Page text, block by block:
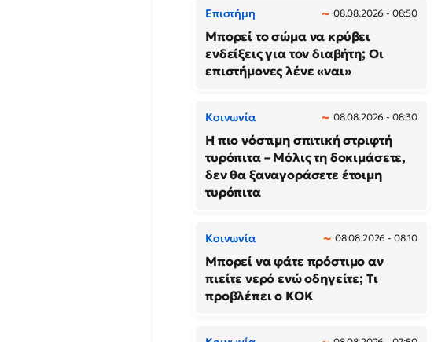
Επιστήμη 08.08.2026 - 08:50
Μπορεί το σώμα να κρύβει
ενδείξεις για τον διαβήτη; Οι
επιστήμονες λένε «ναι»
Κοινωνία 08.08.2026 - 08:30
Η πιο νόστιμη σπιτική στριφτή
τυρόπιτα – Μόλις τη δοκιμάσετε,
δεν θα ξαναγοράσετε έτοιμη
τυρόπιτα
Κοινωνία 08.08.2026 - 08:10
Μπορεί να φάτε πρόστιμο αν
πιείτε νερό ενώ οδηγείτε; Τι
προβλέπει ο ΚΟΚ